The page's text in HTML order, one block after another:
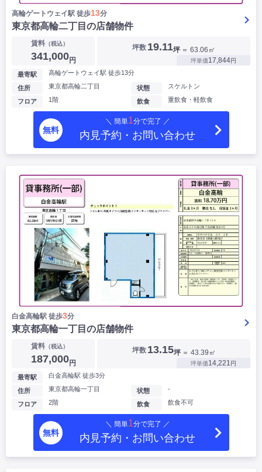
高輪ゲートウェイ駅 徒歩13分
東京都高輪二丁目の店舗物件
賃料（税込）
341,000円
坪数 19.11坪 ＝ 63.06㎡
坪単価17,844円
最寄駅 高輪ゲートウェイ駅 徒歩13分
住所 東京都高輪二丁目
フロア 1階
状態 スケルトン
飲食 重飲食・軽飲食
無料
＼ 簡単1分で完了 ／
内見予約・お問い合わせ
白金高輪駅 徒歩3分
東京都高輪一丁目の店舗物件
賃料（税込）
187,000円
坪数 13.15坪 ＝ 43.39㎡
坪単価14,221円
最寄駅 白金高輪駅 徒歩3分
住所 東京都高輪一丁目
フロア 2階
状態 -
飲食 飲食不可
無料
＼ 簡単1分で完了 ／
内見予約・お問い合わせ